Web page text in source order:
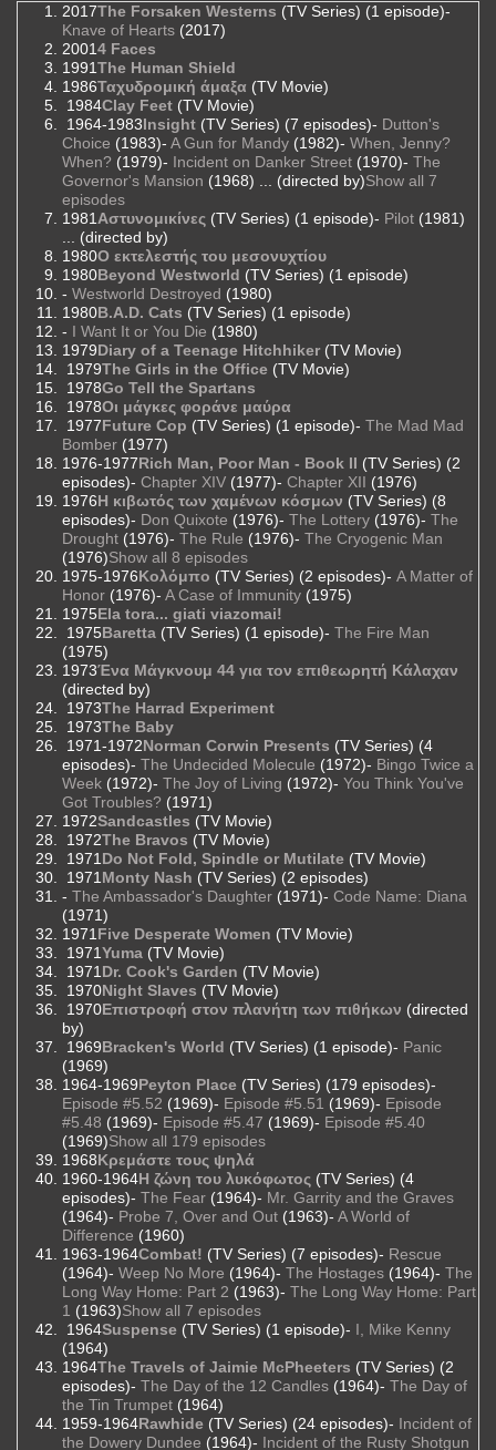
2017The Forsaken Westerns (TV Series) (1 episode)-
Knave of Hearts (2017)
20014 Faces
1991The Human Shield
1986Ταχυδρομική άμαξα (TV Movie)
1984Clay Feet (TV Movie)
1964-1983Insight (TV Series) (7 episodes)- Dutton's
Choice (1983)- A Gun for Mandy (1982)- When, Jenny?
When? (1979)- Incident on Danker Street (1970)- The
Governor's Mansion (1968) ... (directed by)Show all 7
episodes
1981 Αστυνομικίνες (TV Series) (1 episode)- Pilot (1981)
... (directed by)
1980Ο εκτελεστής του μεσονυχτίου
1980Beyond Westworld (TV Series) (1 episode)
- Westworld Destroyed (1980)
1980B.A.D. Cats (TV Series) (1 episode)
- I Want It or You Die (1980)
1979Diary of a Teenage Hitchhiker (TV Movie)
1979The Girls in the Office (TV Movie)
1978Go Tell the Spartans
1978Οι μάγκες φοράνε μαύρα
1977Future Cop (TV Series) (1 episode)- The Mad Mad
Bomber (1977)
1976-1977Rich Man, Poor Man - Book II (TV Series) (2
episodes)- Chapter XIV (1977)- Chapter XII (1976)
1976Η κιβωτός των χαμένων κόσμων (TV Series) (8
episodes)- Don Quixote (1976)- The Lottery (1976)- The
Drought (1976)- The Rule (1976)- The Cryogenic Man
(1976)Show all 8 episodes
1975-1976Κολόμπο (TV Series) (2 episodes)- A Matter of
Honor (1976)- A Case of Immunity (1975)
1975Ela tora... giati viazomai!
1975Baretta (TV Series) (1 episode)- The Fire Man
(1975)
1973Ένα Μάγκνουμ 44 για τον επιθεωρητή Κάλαχαν
(directed by)
1973The Harrad Experiment
1973The Baby
1971-1972Norman Corwin Presents (TV Series) (4
episodes)- The Undecided Molecule (1972)- Bingo Twice a
Week (1972)- The Joy of Living (1972)- You Think You've
Got Troubles? (1971)
1972Sandcastles (TV Movie)
1972The Bravos (TV Movie)
1971 Do Not Fold, Spindle or Mutilate (TV Movie)
1971 Monty Nash (TV Series) (2 episodes)
- The Ambassador's Daughter (1971)- Code Name: Diana
(1971)
1971 Five Desperate Women (TV Movie)
1971Yuma (TV Movie)
1971 Dr. Cook's Garden (TV Movie)
1970Night Slaves (TV Movie)
1970Επιστροφή στον πλανήτη των πιθήκων (directed
by)
1969Bracken's World (TV Series) (1 episode)- Panic
(1969)
1964-1969Peyton Place (TV Series) (179 episodes)-
Episode #5.52 (1969)- Episode #5.51 (1969)- Episode
#5.48 (1969)- Episode #5.47 (1969)- Episode #5.40
(1969)Show all 179 episodes
1968Κρεμάστε τους ψηλά
1960-1964Η ζώνη του λυκόφωτος (TV Series) (4
episodes)- The Fear (1964)- Mr. Garrity and the Graves
(1964)- Probe 7, Over and Out (1963)- A World of
Difference (1960)
1963-1964Combat! (TV Series) (7 episodes)- Rescue
(1964)- Weep No More (1964)- The Hostages (1964)- The
Long Way Home: Part 2 (1963)- The Long Way Home: Part
1 (1963)Show all 7 episodes
1964Suspense (TV Series) (1 episode)- I, Mike Kenny
(1964)
1964The Travels of Jaimie McPheeters (TV Series) (2
episodes)- The Day of the 12 Candles (1964)- The Day of
the Tin Trumpet (1964)
1959-1964Rawhide (TV Series) (24 episodes)- Incident of
the Dowery Dundee (1964)- Incident of the Rusty Shotgun